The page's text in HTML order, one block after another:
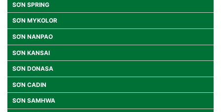
SƠN SPRING
SƠN MYKOLOR
SƠN NANPAO
SƠN KANSAI
SƠN DONASA
SƠN CADIN
SƠN SAMHWA